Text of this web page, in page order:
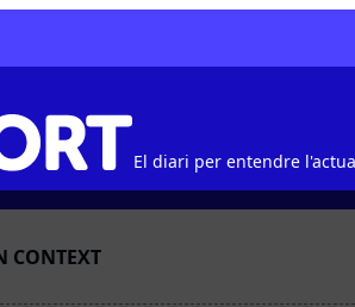
El diari per entendre
CONTEXT